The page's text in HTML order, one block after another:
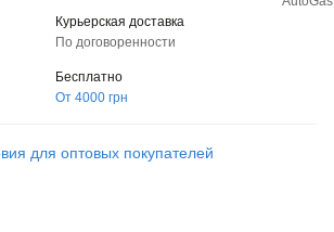
Курьерская доставка
По договоренности
Бесплатно
От 4000 грн
для оптовых покупателей